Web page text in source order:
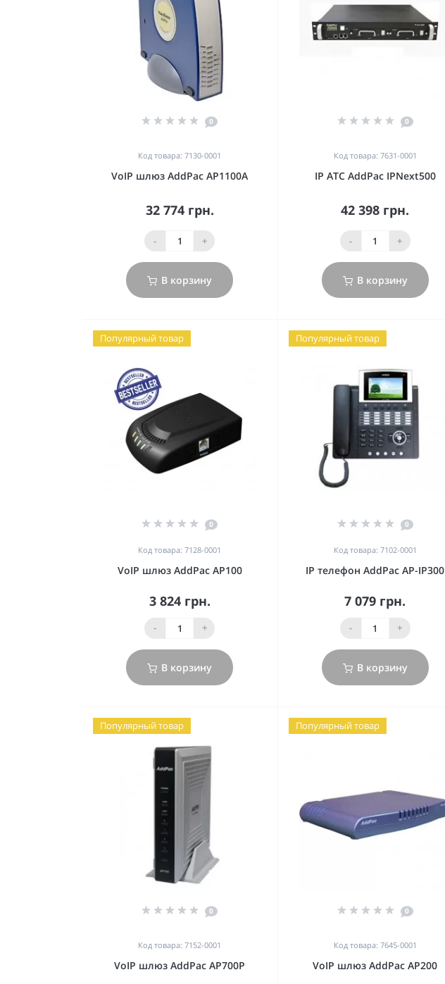
0
Код товара: 7130-0001
VoIP шлюз AddPac AP1100A
32 774 грн.
- +
В корзину
0
Код товара: 7631-0001
IP АТС AddPac IPNext500
42 398 грн.
- +
В корзину
Популярный товар
0
Код товара: 7128-0001
VoIP шлюз AddPac AP100
3 824 грн.
- +
В корзину
Популярный товар
0
Код товара: 7102-0001
IP телефон AddPac AP-IP300
7 079 грн.
- +
В корзину
Популярный товар
0
Код товара: 7152-0001
VoIP шлюз AddPac AP700P
Популярный товар
0
Код товара: 7645-0001
VoIP шлюз AddPac AP200